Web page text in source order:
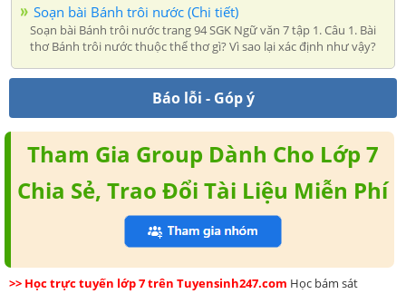
Soạn bài Bánh trôi nước (Chi tiết)
Soạn bài Bánh trôi nước trang 94 SGK Ngữ văn 7 tập 1. Câu 1. Bài
thơ Bánh trôi nước thuộc thể thơ gì? Vì sao lại xác định như vậy?
Báo lỗi - Góp ý
Tham Gia Group Dành Cho Lớp 7
Chia Sẻ, Trao Đổi Tài Liệu Miễn Phí
>> Học trực tuyến lớp 7 trên Tuyensinh247.com Học bám sát